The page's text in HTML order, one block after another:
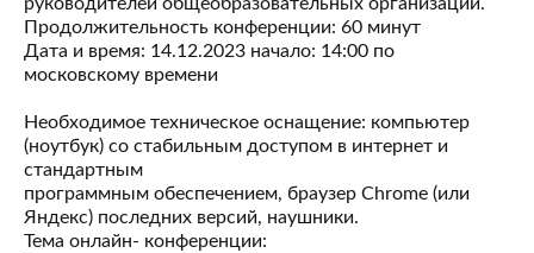
Продолжительность конференции: 60 минут
Дата и время: 14.12.2023 начало: 14:00 по
московскому времени
Необходимое техническое оснащение: компьютер
(ноутбук) со стабильным доступом в интернет и
стандартным
программным обеспечением, браузер Chrome (или
Яндекс) последних версий, наушники.
Тема онлайн- конференции: